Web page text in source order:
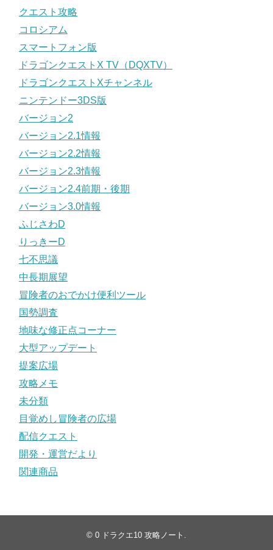
クエスト攻略
コロシアム
スマートフォン版
ドラゴンクエストX TV（DQXTV）
ドラゴンクエストXチャンネル
ニンテンドー3DS版
バージョン2
バージョン2.1情報
バージョン2.2情報
バージョン2.3情報
バージョン2.4前期・後期
バージョン3.0情報
ふじさわD
りっきーD
七不思議
中長期展望
冒険者のおでかけ便利ツール
国勢調査
地味な修正点コーナー
大型アップデート
提案広場
攻略メモ
未分類
目覚めし冒険者の広場
配信クエスト
開発・運営だより
関連商品
© 0 ドラクエ10 攻略ノート